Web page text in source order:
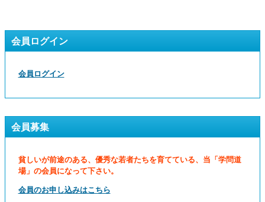
会員ログイン
会員ログイン
会員募集
貧しいが前途のある、優秀な若者たちを育てている、当「学問道
場」の会員になって下さい。
会員のお申し込みはこちら